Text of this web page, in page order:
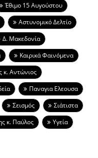
Έθιμο 15 Αυγούστου
Αστυνομικό Δελτίο
Δ. Μακεδονία
Καιρικά Φαινόμενα
κ. Αντώνιος
Παναγια Ελεουσα
Σεισμός
Σιάτιστα
κ. Παύλος Υγεία